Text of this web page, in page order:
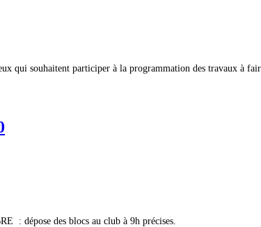
qui souhaitent participer à la programmation des travaux à
: dépose des blocs au club à 9h précises.